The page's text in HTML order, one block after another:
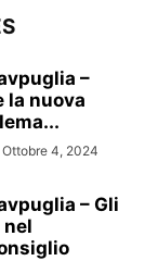
–
la nuova
Ottobre 4, 2024
– Gli